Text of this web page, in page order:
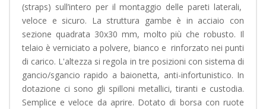
(straps) sull’intero per il montaggio delle pareti laterali,
veloce e sicuro. La struttura gambe è in acciaio con
sezione quadrata 30x30 mm, molto più che robusto. Il
telaio è verniciato a polvere, bianco e rinforzato nei punti
di carico. L'altezza si regola in tre posizioni con sistema di
gancio/sgancio rapido a baionetta, anti-infortunistico. In
dotazione ci sono gli spilloni metallici, tiranti e custodia.
Semplice e veloce da aprire. Dotato di borsa con ruote